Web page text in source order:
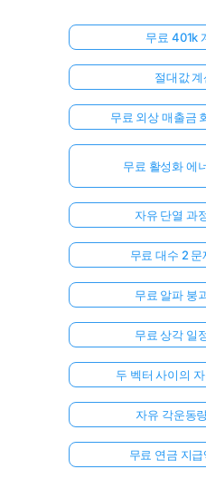
무료 401k
절대값 계
무료 외상 매출금
무료 활성화 에
자유 단열 과
무료 대수 2 문
무료 알파 붕
무료 상각 일
두 벡터 사이의
자유 각운동
무료 연금 지